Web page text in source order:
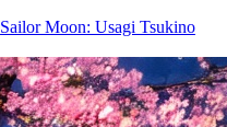
Sailor Moon: Usagi Tsukino